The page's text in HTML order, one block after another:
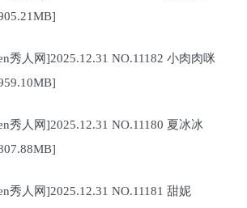
秀人网]2025.12.31 NO.11182 小肉肉咪
秀人网]2025.12.31 NO.11180 夏冰冰
秀人网]2025.12.31 NO.11181 甜妮